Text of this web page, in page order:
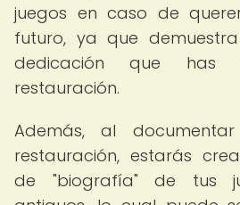
juegos en caso de
futuro, ya que
dedicación que has
restauración.
Además, al
restauración, estarás
de "biografía" de tus